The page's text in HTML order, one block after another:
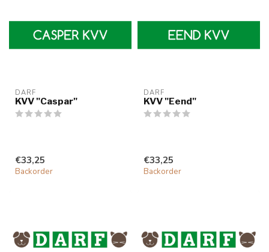
DARF
KVV "Caspar"
€33,25
Backorder
DARF
KVV "Eend"
€33,25
Backorder